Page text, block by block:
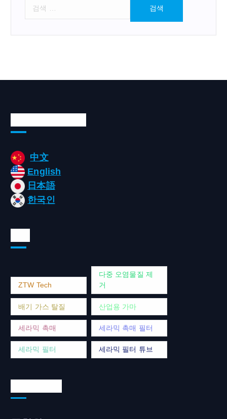
中文
English
日本語
한국인
ZTW Tech
다중 오염물질 제
거
배기 가스 탈질 산업용 가마
세라믹 촉매 세라믹 촉매 필터
세라믹 필터 세라믹 필터 튜브